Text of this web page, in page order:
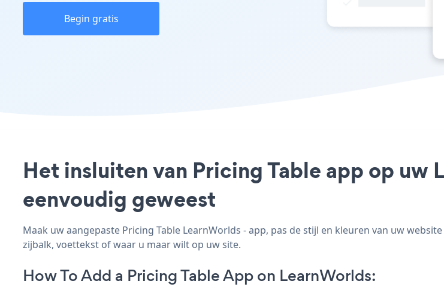
Begin gratis
Het insluiten van Pricing Table app op uw
eenvoudig geweest
Maak uw aangepaste Pricing Table LearnWorlds - app, pas de stijl en kleuren van uw
zijbalk, voettekst of waar u maar wilt op uw site.
How To Add a Pricing Table App on LearnWorlds: